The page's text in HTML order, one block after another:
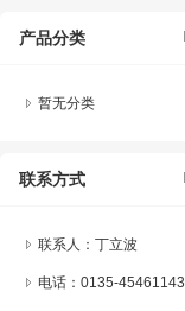
点及应用
产品分类
暂无分类
联系方式
联系人：丁立波
电话：0135-45461143